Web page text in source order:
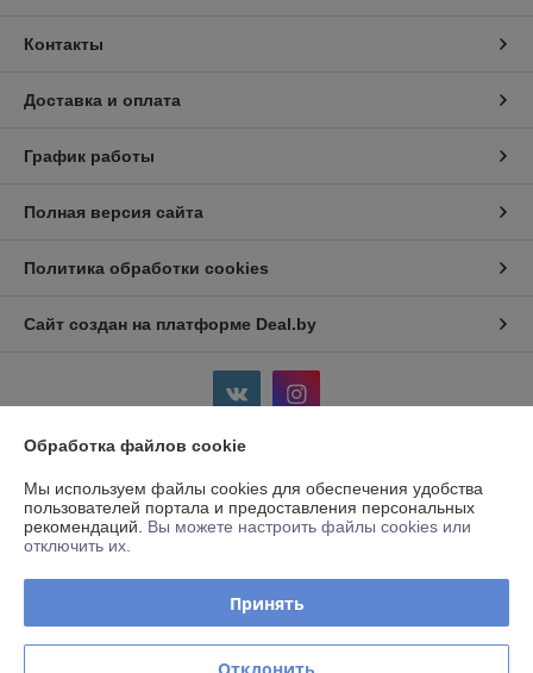
Контакты
Доставка и оплата
График работы
Полная версия сайта
Политика обработки cookies
Сайт создан на платформе Deal.by
Информация для покупателя
Юридическое лицо:Частное предприятие «АлантаСервисПлюс»
220075 г. Минск, пр-т Партизанский, 168/28, пом. 13
Регистрационный номер ЕГР: 192499789
Регистрационный орган: Минский горисполком
Обработка файлов cookie
Мы используем файлы cookies для обеспечения удобства
пользователей портала и предоставления персональных
рекомендаций. Вы можете настроить файлы cookies или
отключить их.
Принять
Отклонить